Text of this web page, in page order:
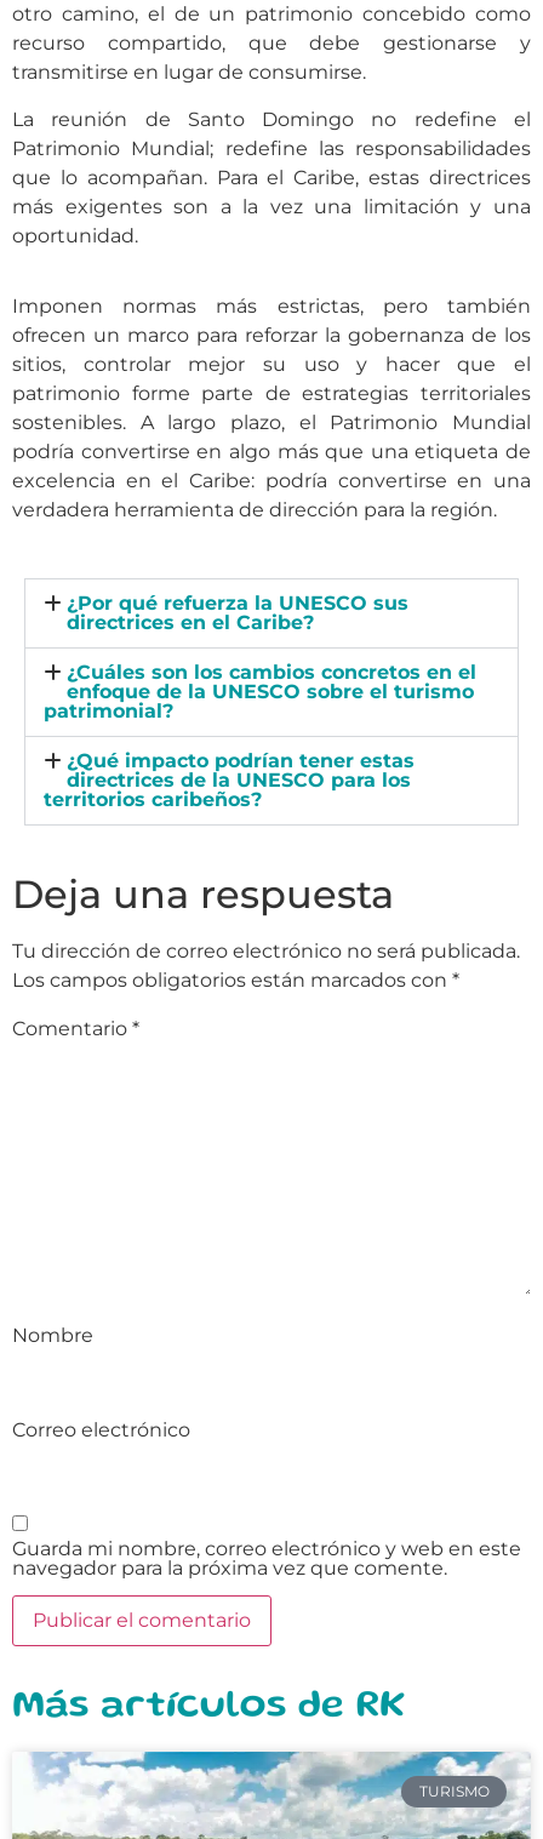
otro camino, el de un patrimonio concebido como
recurso compartido, que debe gestionarse y
transmitirse en lugar de consumirse.
La reunión de Santo Domingo no redefine el
Patrimonio Mundial; redefine las responsabilidades
que lo acompañan. Para el Caribe, estas directrices
más exigentes son a la vez una limitación y una
oportunidad.
Imponen normas más estrictas, pero también
ofrecen un marco para reforzar la gobernanza de los
sitios, controlar mejor su uso y hacer que el
patrimonio forme parte de estrategias territoriales
sostenibles. A largo plazo, el Patrimonio Mundial
podría convertirse en algo más que una etiqueta de
excelencia en el Caribe: podría convertirse en una
verdadera herramienta de dirección para la región.
¿Por qué refuerza la UNESCO sus
directrices en el Caribe?
¿Cuáles son los cambios concretos en el
enfoque de la UNESCO sobre el turismo
patrimonial?
¿Qué impacto podrían tener estas
directrices de la UNESCO para los
territorios caribeños?
Deja una respuesta
Tu dirección de correo electrónico no será publicada.
Los campos obligatorios están marcados con *
Comentario *
Nombre
Correo electrónico
Guarda mi nombre, correo electrónico y web en este
navegador para la próxima vez que comente.
Más artículos de RK
TURISMO